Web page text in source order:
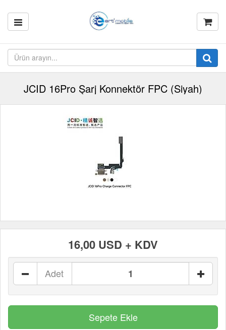
JCID 16Pro Şarj Konnektör FPC (Siyah)
16,00 USD + KDV
Adet